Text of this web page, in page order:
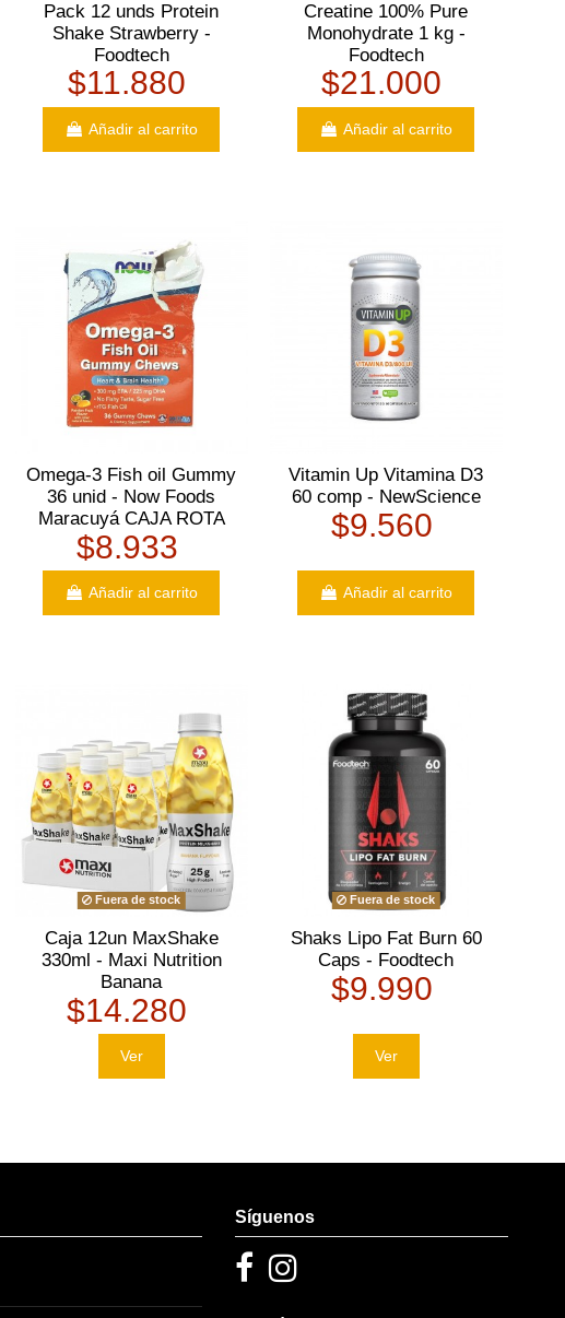
Pack 12 unds Protein
Shake Strawberry -
Foodtech
$11.880
Añadir al carrito
Creatine 100% Pure
Monohydrate 1 kg -
Foodtech
$21.000
Añadir al carrito
Omega-3 Fish oil Gummy
36 unid - Now Foods
Maracuyá CAJA ROTA
$8.933
Añadir al carrito
Vitamin Up Vitamina D3
60 comp - NewScience
$9.560
Añadir al carrito
Fuera de stock
Caja 12un MaxShake
330ml - Maxi Nutrition
Banana
$14.280
Ver
Fuera de stock
Shaks Lipo Fat Burn 60
Caps - Foodtech
$9.990
Ver
Síguenos